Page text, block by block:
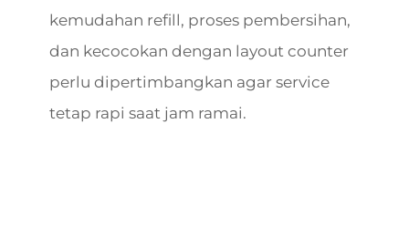
kemudahan refill, proses pembersihan,
dan kecocokan dengan layout counter
perlu dipertimbangkan agar service
tetap rapi saat jam ramai.